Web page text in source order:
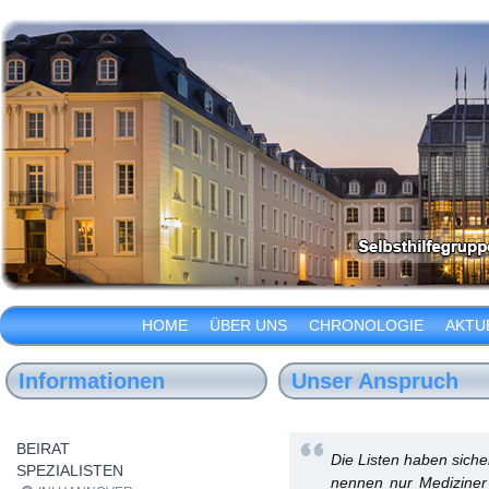
HOME ÜBER UNS CHRONOLOGIE
Informationen
BEIRAT
SPEZIALISTEN
Unser Anspruch
Die Listen haben
nennen nur